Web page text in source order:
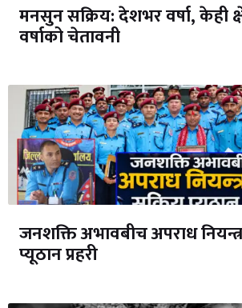
मनसुन सक्रिय: देशभर वर्षा, केही
वर्षाको चेतावनी
जनशक्ति अभावबीच अपराध
प्यूठान प्रहरी